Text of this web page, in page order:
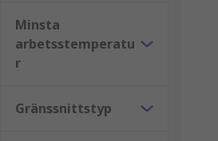
Tillverkning
Farmaceutiska processer
Minsta
arbetsstemperatu
r
Gränssnittstyp